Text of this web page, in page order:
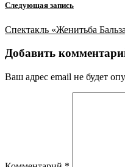
Следующая запись
Спектакль «Женитьба
Добавить
Ваш адрес email не будет